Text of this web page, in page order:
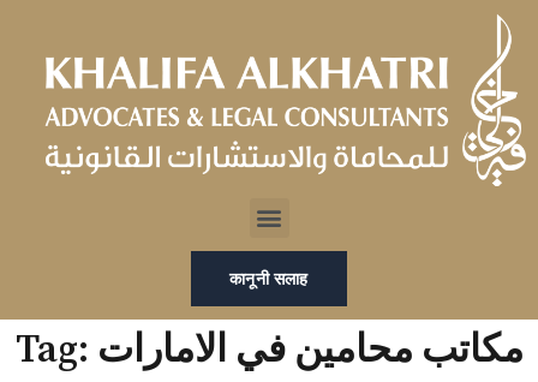
content
Menu
कानूनी सलाह
Tag: مكاتب محامين في الامارات